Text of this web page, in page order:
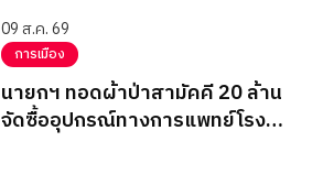
09 ส.ค. 69
การเมือง
นายกฯ ทอดผ้าป่าสามัคคี 20 ล้าน
จัดซื้ออุปกรณ์ทางการแพทย์โรง